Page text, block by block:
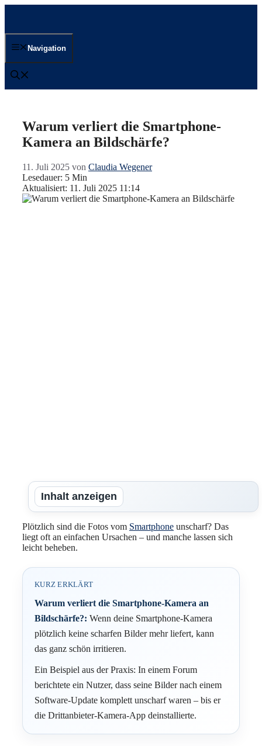
Navigation
Warum verliert die Smartphone-
Kamera an Bildschärfe?
11. Juli 2025 von Claudia Wegener
Lesedauer: 5 Min
Aktualisiert: 11. Juli 2025 11:14
Inhalt anzeigen
Plötzlich sind die Fotos vom Smartphone unscharf? Das
liegt oft an einfachen Ursachen – und manche lassen sich
leicht beheben.
KURZ ERKLÄRT
Warum verliert die Smartphone-Kamera an
Bildschärfe?: Wenn deine Smartphone-Kamera
plötzlich keine scharfen Bilder mehr liefert, kann
das ganz schön irritieren.
Ein Beispiel aus der Praxis: In einem Forum
berichtete ein Nutzer, dass seine Bilder nach einem
Software-Update komplett unscharf waren – bis er
die Drittanbieter-Kamera-App deinstallierte.